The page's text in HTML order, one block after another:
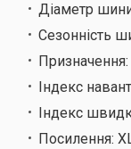
Діаметр
Сезонність
Призначення:
Індекс
Індекс
Посилення: